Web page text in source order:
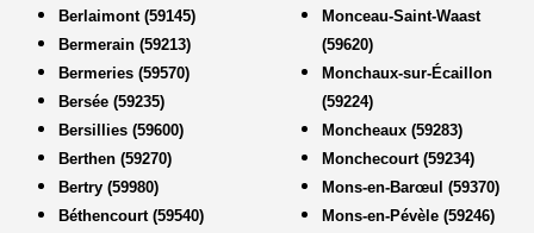
Berlaimont (59145)
Bermerain (59213)
Bermeries (59570)
Bersée (59235)
Bersillies (59600)
Berthen (59270)
Bertry (59980)
Béthencourt (59540)
Monceau-Saint-Waast
(59620)
Monchaux-sur-Écaillon
(59224)
Moncheaux (59283)
Monchecourt (59234)
Mons-en-Barœul (59370)
Mons-en-Pévèle (59246)